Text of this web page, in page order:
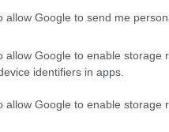
allow Google to send me
allow Google to enable storage
identifiers in apps.
allow Google to enable storage
τύπο θα
σε δυσμενείς
δεν θα μειώνεται
12
των